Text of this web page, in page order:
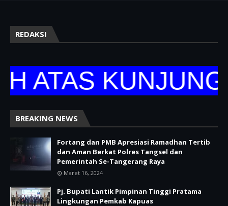
REDAKSI
BREAKING NEWS
Fortang dan PMB Apresiasi Ramadhan Tertib
dan Aman Berkat Polres Tangsel dan
Pemerintah Se-Tangerang Raya
Maret 16, 2024
Pj. Bupati Lantik Pimpinan Tinggi Pratama
Lingkungan Pemkab Kapuas